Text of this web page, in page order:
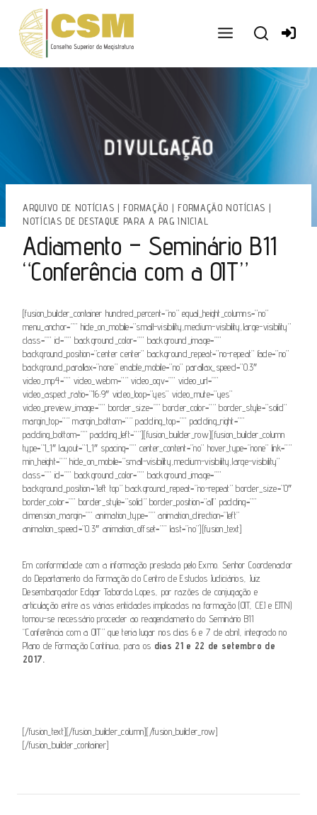
conteúdo
ARQUIVO DE NOTÍCIAS | FORMAÇÃO | FORMAÇÃO NOTÍCIAS |
NOTÍCIAS DE DESTAQUE PARA A PAG INICIAL
Adiamento – Seminário B11
“Conferência com a OIT”
[fusion_builder_container hundred_percent=”no” equal_height_columns=”no”
menu_anchor=”” hide_on_mobile=”small-visibility,medium-visibility,large-visibility”
class=”” id=”” background_color=”” background_image=””
background_position=”center center” background_repeat=”no-repeat” fade=”no”
background_parallax=”none” enable_mobile=”no” parallax_speed=”0.3″
video_mp4=”” video_webm=”” video_ogv=”” video_url=””
video_aspect_ratio=”16:9″ video_loop=”yes” video_mute=”yes”
video_preview_image=”” border_size=”” border_color=”” border_style=”solid”
margin_top=”” margin_bottom=”” padding_top=”” padding_right=””
padding_bottom=”” padding_left=””][fusion_builder_row][fusion_builder_column
type=”1_1″ layout=”1_1″ spacing=”” center_content=”no” hover_type=”none” link=””
min_height=”” hide_on_mobile=”small-visibility,medium-visibility,large-visibility”
class=”” id=”” background_color=”” background_image=””
background_position=”left top” background_repeat=”no-repeat” border_size=”0″
border_color=”” border_style=”solid” border_position=”all” padding=””
dimension_margin=”” animation_type=”” animation_direction=”left”
animation_speed=”0.3″ animation_offset=”” last=”no”][fusion_text]
Em conformidade com a informação prestada pelo Exmo. Senhor Coordenador
do Departamento da Formação do Centro de Estudos Judiciários, Juiz
Desembargador Edgar Taborda Lopes, por razões de conjugação e
articulação entre as várias entidades implicadas na formação (OIT, CEJ e EJTN)
tornou-se necessário proceder ao reagendamento do Seminário B11
“Conferência com a OIT” que teria lugar nos dias 6 e 7 de abril, integrado no
Plano de Formação Contínua, para os dias 21 e 22 de setembro de
2017.
[/fusion_text][/fusion_builder_column][/fusion_builder_row]
[/fusion_builder_container]